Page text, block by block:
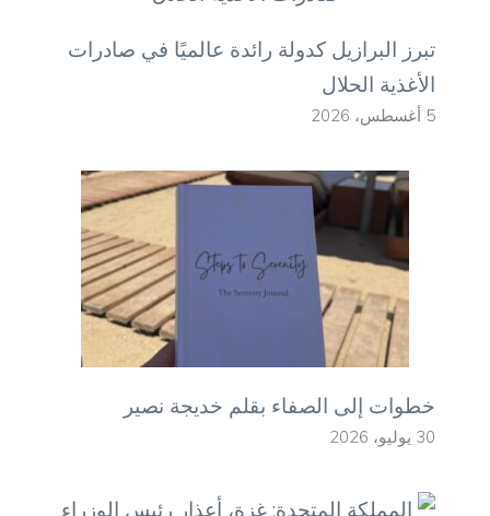
تبرز البرازيل كدولة رائدة عالميًا في صادرات
الأغذية الحلال
5 أغسطس، 2026
خطوات إلى الصفاء بقلم خديجة نصير
30 يوليو، 2026